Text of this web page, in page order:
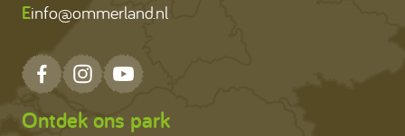
Einfo@ommerland.nl
Ontdek ons park